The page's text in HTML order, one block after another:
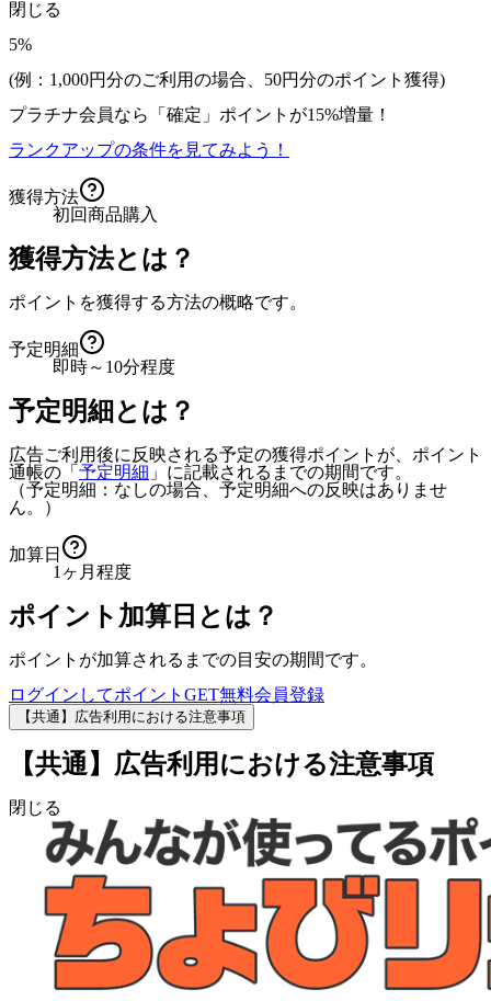
閉じる
5%
(例：1,000円分のご利用の場合、 50円分のポイント獲得)
プラチナ会員なら
「確定」 ポイントが15%増量！
ランクアップの条件を見てみよう！
獲得方法
初回商品購入
獲得方法とは？
ポイントを獲得する方法の概略です。
予定明細
即時～10分程度
予定明細とは？
広告ご利用後に反映される予定の獲得ポイントが、ポイント
通帳の「 予定明細 」に記載されるまでの期間です。
（予定明細：なしの場合、予定明細への反映はありませ
ん。）
加算日
1ヶ月程度
ポイント加算日とは？
ポイントが加算されるまでの目安の期間です。
ログインしてポイントGET無料会員登録
【共通】広告利用における注意事項
【共通】広告利用における注意事項
閉じる